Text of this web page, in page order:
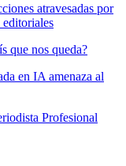
atravesadas por
editoriales
que nos queda?
en IA amenaza al
Profesional